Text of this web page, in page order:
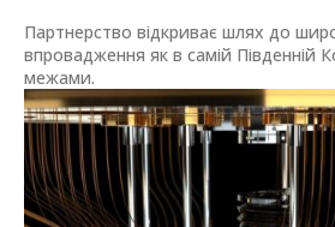
Партнерство відкриває шлях до
впровадження як в самій Південній
межами.